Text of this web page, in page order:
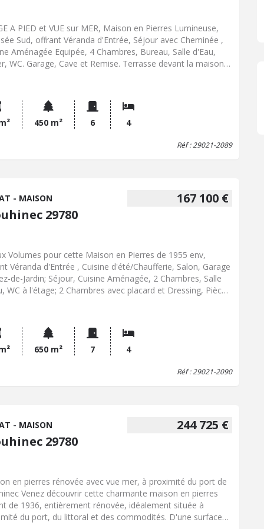
A PIED et VUE sur MER, Maison en Pierres Lumineuse,
Sud, offrant Véranda d'Entrée, Séjour avec Cheminée ,
Aménagée Equipée, 4 Chambres, Bureau, Salle d'Eau,
WC. Garage, Cave et Remise. Terrasse devant la maison.
Ville d'Audierne à 3 km. Les informations sur les risques
ce bien est exposé sont disponibles sur le site
: www. georisques. gouv. fr
450 m² 6 4
Réf : 29021-2089
167 100 €
- MAISON
29780
Volumes pour cette Maison en Pierres de 1955 env,
Véranda d'Entrée , Cuisine d'été/Chaufferie, Salon, Garage
de-Jardin; Séjour, Cuisine Aménagée, 2 Chambres, Salle
WC à l'étage; 2 Chambres avec placard et Dressing, Pièce
Jardin. Sur 650 m² env. Les commerces sont à 600 m,
et PONT-CROIX à 3.7 km env. Beau Potentiel.
Les informations sur les risques auxquels ce
650 m² 7 4
Réf : 29021-2090
244 725 €
- MAISON
29780
en pierres rénovée avec vue mer, à proximité du port de
Venez découvrir cette charmante maison en pierres
de 1936, entièrement rénovée, idéalement située à
du port, du littoral et des commodités. D'une surface